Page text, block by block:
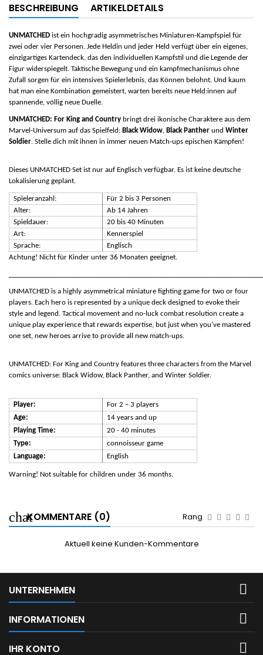
BESCHREIBUNG ARTIKELDETAILS
UNMATCHED ist ein hochgradig asymmetrisches Miniaturen-Kampfspiel für
zwei oder vier Personen. Jede Heldin und jeder Held verfügt über ein eigenes,
einzigartiges Kartendeck, das den individuellen Kampfstil und die Legende der
Figur widerspiegelt. Taktische Bewegung und ein kampfmechanismus ohne
Zufall sorgen für ein intensives Spielerlebnis, das Können belohnt. Und kaum
hat man eine Kombination gemeistert, warten bereits neue Held:innen auf
spannende, völlig neue Duelle.
UNMATCHED: For King and Country bringt drei ikonische Charaktere aus dem
Marvel-Universum auf das Spielfeld: Black Widow, Black Panther und Winter
Soldier. Stelle dich mit ihnen in immer neuen Match-ups epischen Kämpfen!
Dieses UNMATCHED Set ist nur auf Englisch verfügbar. Es ist keine deutsche
Lokalisierung geplant.
Spieleranzahl:
Für 2 bis 3 Personen
Alter:
Ab 14 Jahren
Spieldauer:
20 bis 40 Minuten
Art:
Kennerspiel
Sprache:
Englisch
Achtung! Nicht für Kinder unter 36 Monaten geeignet.
UNMATCHED is a highly asymmetrical miniature fighting game for two or four
players. Each hero is represented by a unique deck designed to evoke their
style and legend. Tactical movement and no-luck combat resolution create a
unique play experience that rewards expertise, but just when you've mastered
one set, new heroes arrive to provide all new match-ups.
UNMATCHED: For King and Country features three characters from the Marvel
comics universe: Black Widow, Black Panther, and Winter Soldier.
Player:
For 2 – 3 players
Age:
14 years and up
Playing Time:
20 - 40 minutes
Type:
connoisseur game
Language:
English
Warning! Not suitable for children under 36 months.
KOMMENTARE (0) Rang
Aktuell keine Kunden-Kommentare
UNTERNEHMEN 
INFORMATIONEN 
IHR KONTO 